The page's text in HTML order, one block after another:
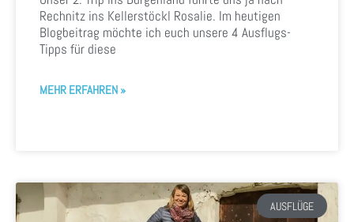
Rechnitz ins Kellerstöckl Rosalie. Im heutigen
Blogbeitrag möchte ich euch unsere 4 Ausflugs-
Tipps für diese
MEHR ERFAHREN »
AUSFLÜGE